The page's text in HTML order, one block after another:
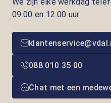
09.00 en 12.00 uur
088 010 35 00
Chat met een